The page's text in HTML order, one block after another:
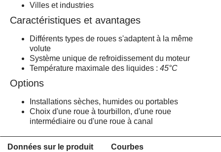
Villes et industries
Caractéristiques et avantages
Différents types de roues s'adaptent à la même
volute
Système unique de refroidissement du moteur
Température maximale des liquides : 45°C
Options
Installations sèches, humides ou portables
Choix d'une roue à tourbillon, d'une roue
intermédiaire ou d'une roue à canal
Données sur le produit Courbes